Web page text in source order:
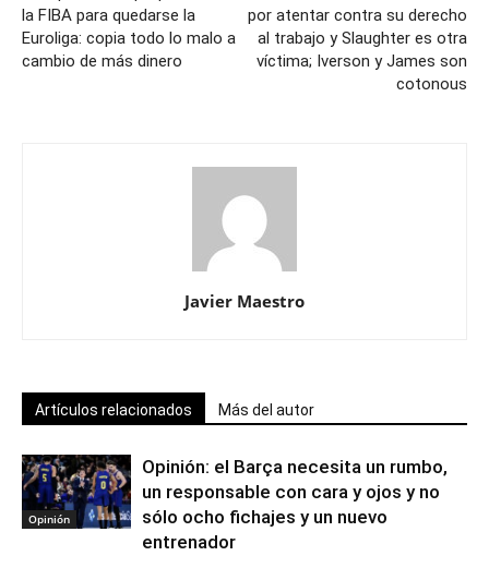
la FIBA para quedarse la
Euroliga: copia todo lo malo a
cambio de más dinero
por atentar contra su derecho
al trabajo y Slaughter es otra
víctima; Iverson y James son
cotonous
Javier Maestro
Artículos relacionados Más del autor
Opinión
Opinión: el Barça necesita un rumbo,
un responsable con cara y ojos y no
sólo ocho fichajes y un nuevo
entrenador